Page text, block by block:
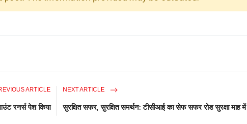
ARTICLE
रनर्स पेश किया
NEXT ARTICLE
सुरक्षित सफर, सुरक्षित समर्थन: टीसीआई का सेफ सफर रोड सुरक्षा माह में